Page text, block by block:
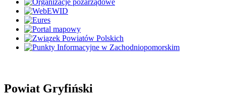
Powiat Gryfiński